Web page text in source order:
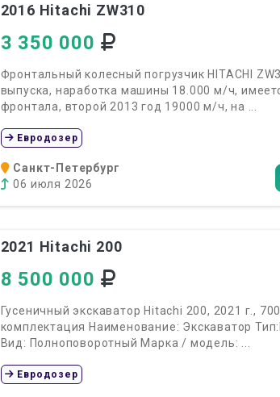
2016 Hitachi ZW310
3 350 000
Фронтальный колесный погрузчик HITACHI
выпуска, наработка машины 18.000 м/ч,
фронтала, второй 2013 год 19000 м/ч, на ...
Евродозер
Санкт-Петербург
06 июля 2026
2021 Hitachi 200
8 500 000
Гусеничный экскаватор Hitachi 200, 2021 г.,
комплектация Наименование: Экскаватор
Вид: Полноповоротный Марка / модель: ...
Евродозер